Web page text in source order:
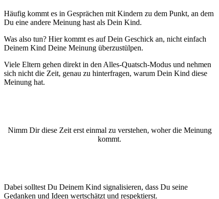
Häufig kommt es in Gesprächen mit Kindern zu dem Punkt, an dem
Du eine andere Meinung hast als Dein Kind.
Was also tun? Hier kommt es auf Dein Geschick an, nicht einfach
Deinem Kind Deine Meinung überzustülpen.
Viele Eltern gehen direkt in den Alles-Quatsch-Modus und nehmen
sich nicht die Zeit, genau zu hinterfragen, warum Dein Kind diese
Meinung hat.
Nimm Dir diese Zeit erst einmal zu verstehen, woher die Meinung
kommt.
Dabei solltest Du Deinem Kind signalisieren, dass Du seine
Gedanken und Ideen wertschätzt und respektierst.